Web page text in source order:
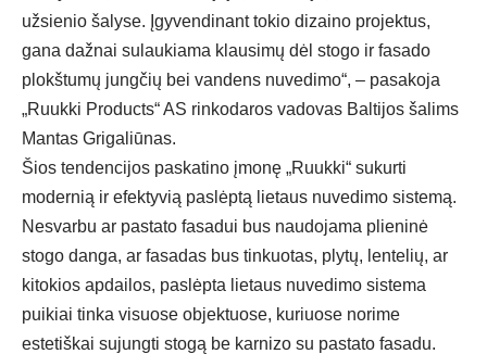
užsienio šalyse. Įgyvendinant tokio dizaino projektus,
gana dažnai sulaukiama klausimų dėl stogo ir fasado
plokštumų jungčių bei vandens nuvedimo“, – pasakoja
„Ruukki Products“ AS rinkodaros vadovas Baltijos šalims
Mantas Grigaliūnas.
Šios tendencijos paskatino įmonę „Ruukki“ sukurti
modernią ir efektyvią paslėptą lietaus nuvedimo sistemą.
Nesvarbu ar pastato fasadui bus naudojama plieninė
stogo danga, ar fasadas bus tinkuotas, plytų, lentelių, ar
kitokios apdailos, paslėpta lietaus nuvedimo sistema
puikiai tinka visuose objektuose, kuriuose norime
estetiškai sujungti stogą be karnizo su pastato fasadu.